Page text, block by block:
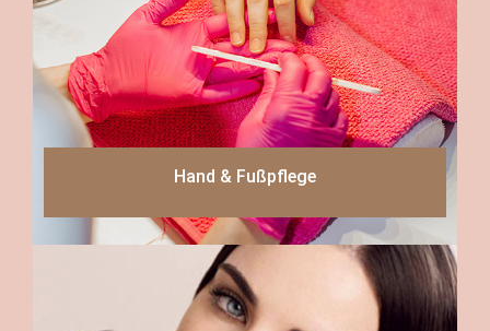
Hand & Fußpflege
Read more